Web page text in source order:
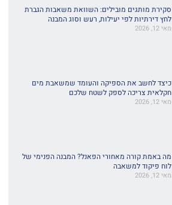
סקירת מותגים מובילים: השוואת משאבות הגברת
לחץ דירתיות לפי יעילות, רעש וסוג המבנה
מאי 12, 2026
כיצד לחשב את הספיקה והעומד שמשאבת מים
חקלאית צריכה לספק לשטח שלכם
מאי 12, 2026
מה באמת קורה מאחורי הפאנל? המבנה הפנימי של
לוח פיקוד למשאבה
מאי 12, 2026